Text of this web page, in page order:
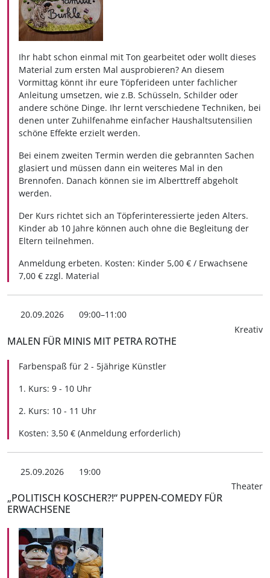
Ihr habt schon einmal mit Ton gearbeitet oder wollt dieses
Material zum ersten Mal ausprobieren? An diesem
Vormittag könnt ihr eure Töpferideen unter fachlicher
Anleitung umsetzen, wie z.B. Schüsseln, Schilder oder
andere schöne Dinge. Ihr lernt verschiedene Techniken, bei
denen unter Zuhilfenahme einfacher Haushaltsutensilien
schöne Effekte erzielt werden.
Bei einem zweiten Termin werden die gebrannten Sachen
glasiert und müssen dann ein weiteres Mal in den
Brennofen. Danach können sie im Alberttreff abgeholt
werden.
Der Kurs richtet sich an Töpferinteressierte jeden Alters.
Kinder ab 10 Jahre können auch ohne die Begleitung der
Eltern teilnehmen.
Anmeldung erbeten. Kosten: Kinder 5,00 € / Erwachsene
7,00 € zzgl. Material
20.09.2026
09:00–11:00
Kreativ
MALEN FÜR MINIS MIT PETRA ROTHE
Farbenspaß für 2 - 5jährige Künstler
1. Kurs: 9 - 10 Uhr
2. Kurs: 10 - 11 Uhr
Kosten: 3,50 € (Anmeldung erforderlich)
25.09.2026
19:00
Theater
„POLITISCH KOSCHER?!“ PUPPEN-COMEDY FÜR
ERWACHSENE